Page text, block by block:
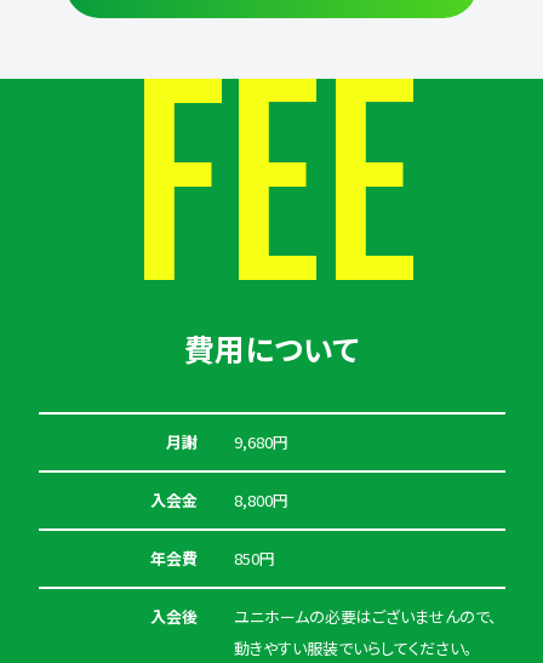
FEE
費用について
月謝 9,680円
入会金 8,800円
年会費 850円
入会後
ユニホームの必要はございませんので、
動きやすい服装でいらしてください。